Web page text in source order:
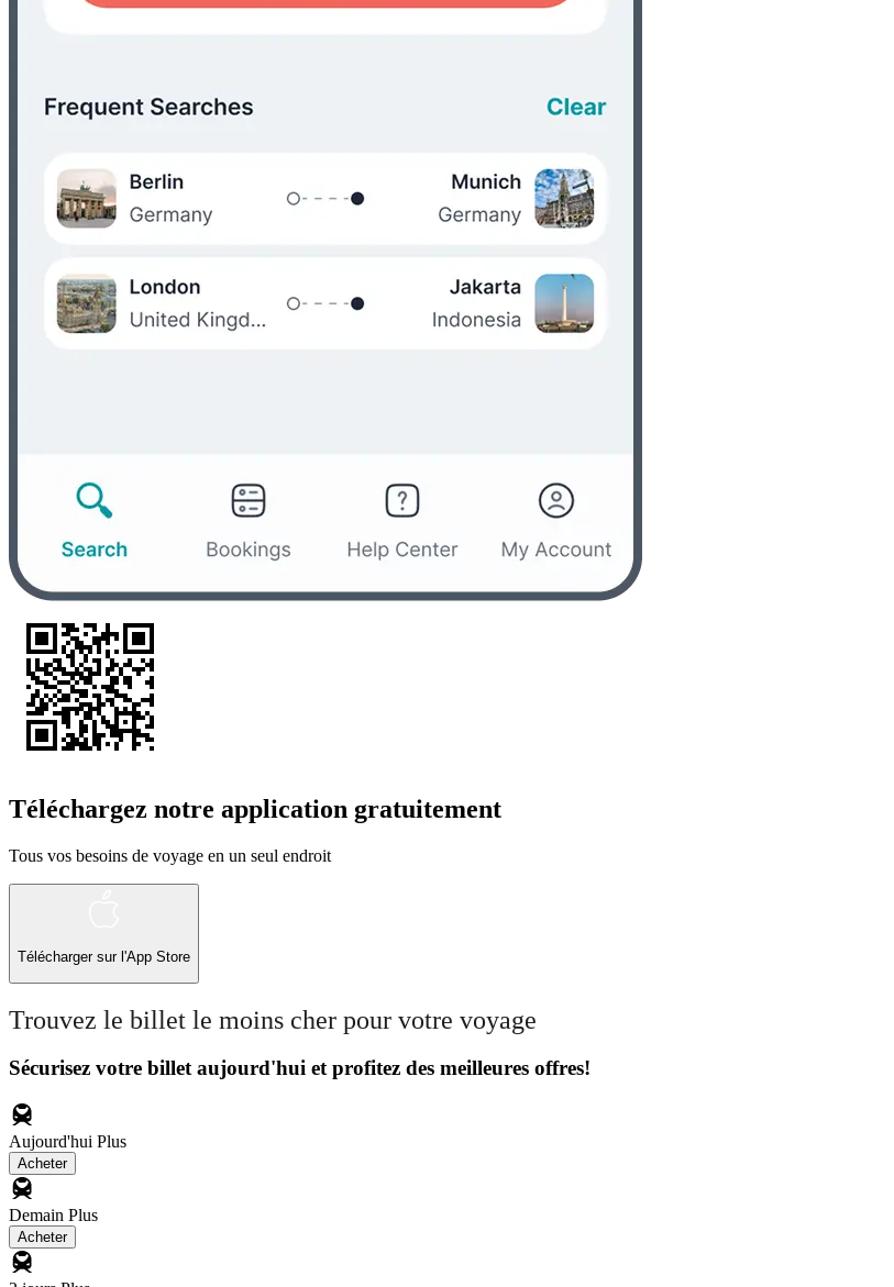
Téléchargez notre application gratuitement
Tous vos besoins de voyage en un seul endroit
Télécharger sur l'App Store
Trouvez le billet le moins cher pour votre voyage
Sécurisez votre billet aujourd'hui et profitez des meilleures offres!
Aujourd'hui Plus
Acheter
Demain Plus
Acheter